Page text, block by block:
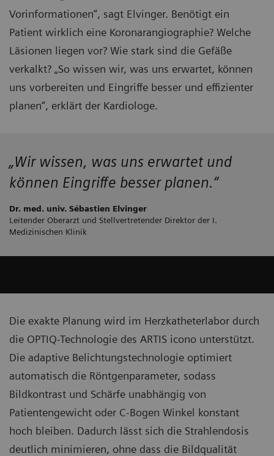
Vorinformationen“, sagt Elvinger. Benötigt ein
Patient wirklich eine Koronarangiographie? Welche
Läsionen liegen vor? Wie stark sind die Gefäße
verkalkt? „So wissen wir, was uns erwartet, können
uns vorbereiten und Eingriffe besser und effizienter
planen“, erklärt der Kardiologe.
„Wir wissen, was uns erwartet und
können Eingriffe besser planen.“
Dr. med. univ. Sébastien Elvinger
Leitender Oberarzt und Stellvertretender Direktor der I.
Medizinischen Klinik
Die exakte Planung wird im Herzkatheterlabor durch
die OPTIQ-Technologie des ARTIS icono unterstützt.
Die adaptive Belichtungstechnologie optimiert
automatisch die Röntgenparameter, sodass
Bildkontrast und Schärfe unabhängig von
Patientengewicht oder C-Bogen Winkel konstant
hoch bleiben. Dadurch lässt sich die Strahlendosis
deutlich minimieren, ohne dass die Bildqualität